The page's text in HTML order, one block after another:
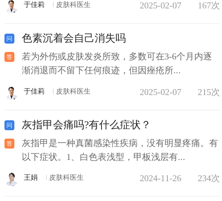
于佳莉 皮肤科医生 2025-02-07 167次
色素沉着会自己消失吗
若为外伤或皮肤发炎所致，多数可在3-6个月内逐
渐消退而不留下任何痕迹，但因痤疮所...
于佳莉 皮肤科医生 2025-02-07 215次
灰指甲会痛吗?有什么症状？
灰指甲是一种真菌感染性疾病，没有明显疼痛。有
以下症状。1、白色表浅型，甲板浅层有...
王娟 皮肤科医生 2024-11-26 234次